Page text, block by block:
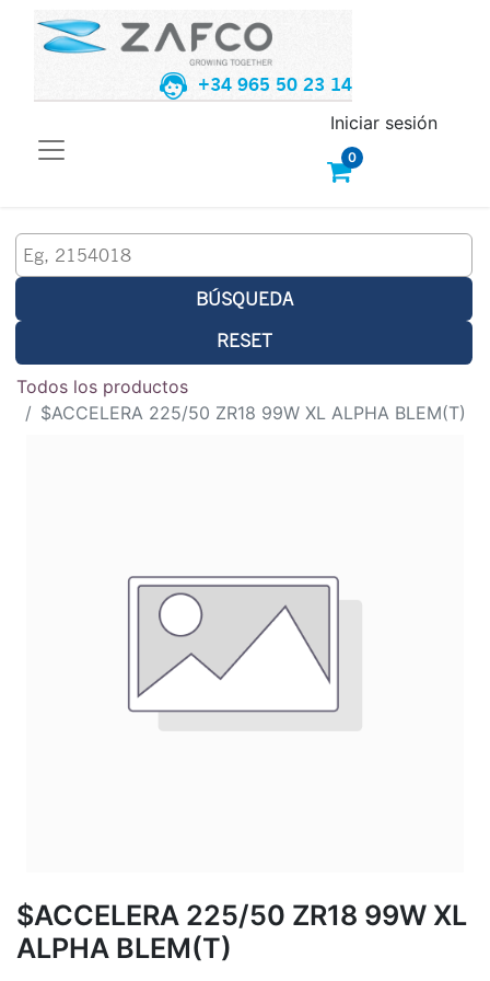
+34 965 50 23 14
0
Iniciar sesión
BÚSQUEDA
RESET
Todos los productos
$ACCELERA 225/50 ZR18 99W XL ALPHA BLEM(T)
$ACCELERA 225/50 ZR18 99W XL
ALPHA BLEM(T)